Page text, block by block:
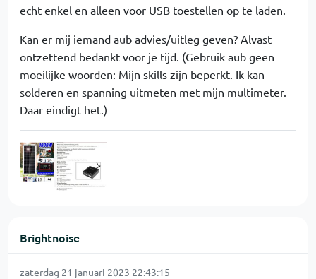
echt enkel en alleen voor USB toestellen op te laden.
Kan er mij iemand aub advies/uitleg geven? Alvast
ontzettend bedankt voor je tijd. (Gebruik aub geen
moeilijke woorden: Mijn skills zijn beperkt. Ik kan
solderen en spanning uitmeten met mijn multimeter.
Daar eindigt het.)
Brightnoise
zaterdag 21 januari 2023 22:43:15